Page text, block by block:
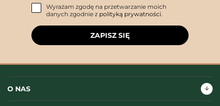
Wyrażam zgodę na przetwarzanie moich
danych zgodnie z polityką prywatności.
ZAPISZ SIĘ
O NAS